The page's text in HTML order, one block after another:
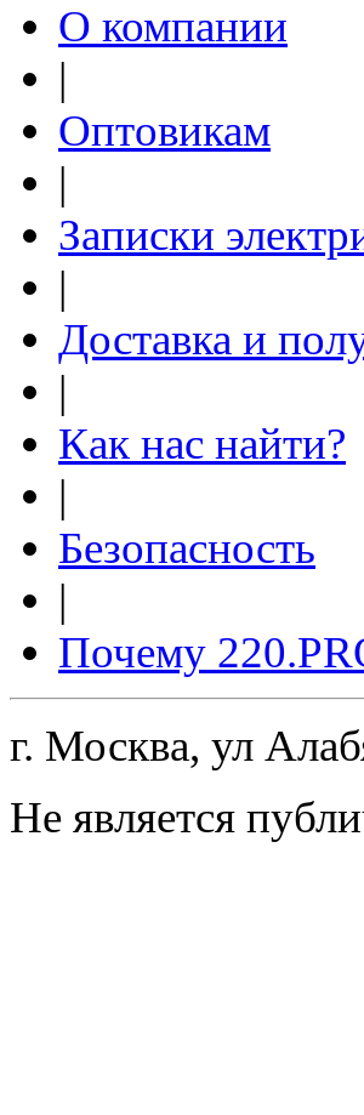
О компании
|
Оптовикам
|
Записки
|
Доставка и
|
Как нас найти?
|
Безопасность
|
Почему
г. Москва, ул
Не является